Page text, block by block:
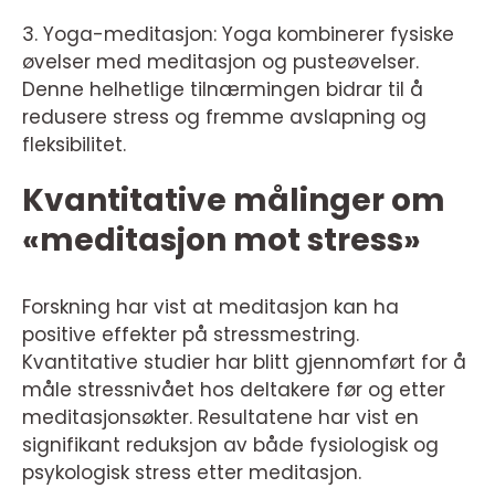
3. Yoga-meditasjon: Yoga kombinerer fysiske
øvelser med meditasjon og pusteøvelser.
Denne helhetlige tilnærmingen bidrar til å
redusere stress og fremme avslapning og
fleksibilitet.
Kvantitative målinger om
«meditasjon mot stress»
Forskning har vist at meditasjon kan ha
positive effekter på stressmestring.
Kvantitative studier har blitt gjennomført for å
måle stressnivået hos deltakere før og etter
meditasjonsøkter. Resultatene har vist en
signifikant reduksjon av både fysiologisk og
psykologisk stress etter meditasjon.